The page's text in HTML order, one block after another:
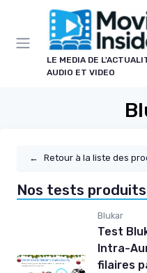
LE MEDIA DE
AUDIO ET VIDEO
← Retour à la liste des
Nos tests
Blukar
Test
Intra-
filaires
Panneau de gestion des